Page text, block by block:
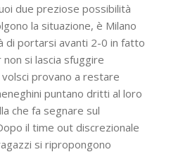
due preziose possibilità
la situazione, è Milano
di portarsi avanti 2-0 in fatto
si lascia sfuggire
volsci provano a restare
puntano dritti al loro
che fa segnare sul
il time out discrezionale
si ripropongono